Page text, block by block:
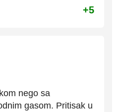
+5
nego sa
gasom. Pritisak u